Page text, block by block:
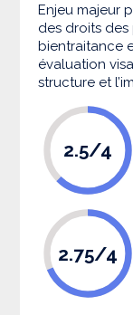
Enjeu majeur
des droits
bientraitance
évaluation
structure et
2.5/4
2.75/4